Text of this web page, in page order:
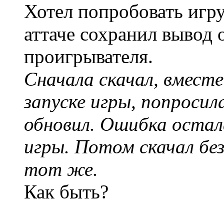
Хотел попробовать
аттаче сохранил
проигрывателя.
Сначала скачал,
запуске игры,
обновил. Ошибка
игры. Потом скачал
тот же.
Как быть?